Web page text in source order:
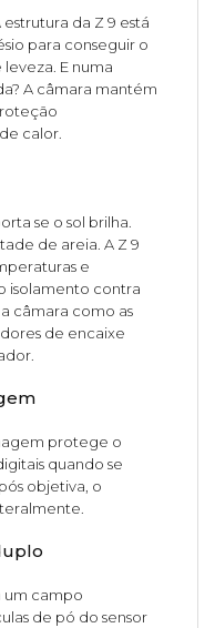
estrutura da Z 9 está
para conseguir o
E numa
A câmara mantém
calor.
se o sol brilha.
de areia. A Z 9
e
isolamento contra
câmara como as
de encaixe
protege o
quando se
objetiva, o
um campo
de pó do sensor